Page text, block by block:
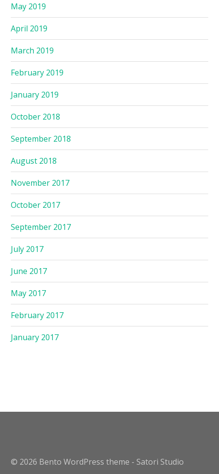
May 2019
April 2019
March 2019
February 2019
January 2019
October 2018
September 2018
August 2018
November 2017
October 2017
September 2017
July 2017
June 2017
May 2017
February 2017
January 2017
© 2026 Bento WordPress theme - Satori Studio